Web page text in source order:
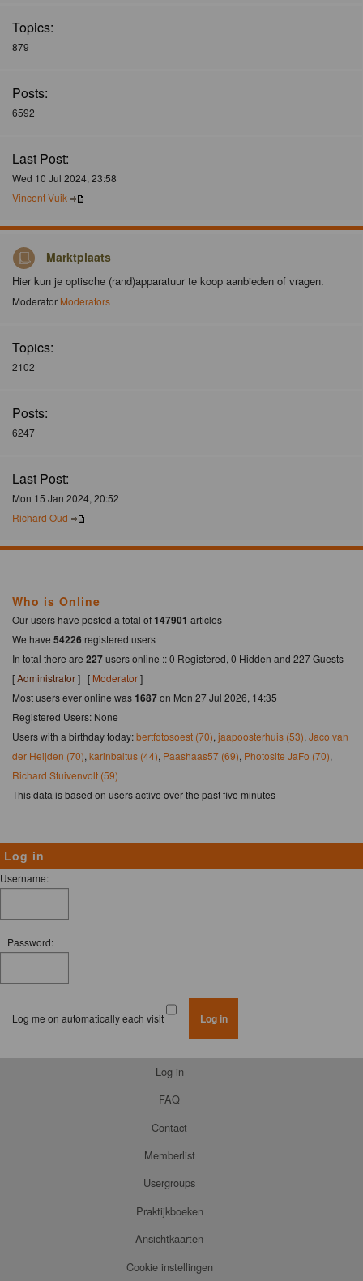
Topics:
879
Posts:
6592
Last Post:
Wed 10 Jul 2024, 23:58
Vincent Vuik
Marktplaats
Hier kun je optische (rand)apparatuur te koop aanbieden of vragen.
Moderator Moderators
Topics:
2102
Posts:
6247
Last Post:
Mon 15 Jan 2024, 20:52
Richard Oud
Who is Online
Our users have posted a total of147901 articles
We have 54226 registered users
In total there are 227users online :: 0 Registered, 0 Hidden and 227 Guests
[Administrator] [ Moderator]
Most users ever online was1687on Mon 27 Jul 2026, 14:35
Registered Users: None
Users with a birthday today:bertfotosoest (70), jaapoosterhuis (53), Jaco van
der Heijden (70), karinbaltus (44), Paashaas57 (69), Photosite JaFo (70),
Richard Stuivenvolt (59)
This data is based on users active over the past five minutes
Log in
Username:
Password:
Log me on automatically each visit
Log in
FAQ
Contact
Memberlist
Usergroups
Praktijkboeken
Ansichtkaarten
Cookie instellingen